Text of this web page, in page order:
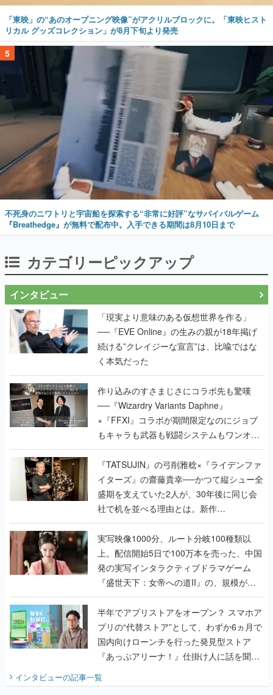
「東映」の“あのオープニング映像”がアクリルブロックに。「東映ヒスト
リカル グッズコレクション」が8月下旬より発売
5
不死身のニワトリと宇宙船を探索する“非常に好評”なサバイバルゲーム
『Breathedge』が無料で配布中。入手できる期間は8月10日まで
カテゴリーピックアップ
インタビュー
「現実より意味のある仮想世界を作る」
──『EVE Online』の生みの親が18年掲げ
続ける”クレイジーな宣言”は、比喩ではな
く本気だった
作り込みのすさまじさにコラボ先も驚嘆
──『Wizardry Variants Daphne』
×『FFXI』コラボが期間限定なのにジョブ
もキャラも武器も戦闘システムもワンオフ
で作り込まれた理由を両ディレクターに聞
く
『TATSUJIN』の弓削雅稔×『ライデンファ
イターズ』の齋藤貴幸──かつて縦シュー全
盛期を支えていた2人が、30年後に同じ会
社で机を並べる理由とは。新作
『TATSUJIN EXTREME』で初タッグを組
んだレジェンド2人に訊く開発秘話
実写映像1000分、ルート分岐100種類以
上。配信開始5日で100万本を売った、中国
発の実写インタラクティブドラマゲーム
『盛世天下：女帝への道II』の、規模が違
うこだわりをプロデューサーに聞いた
半年でアプリストアをオープン？ スマホア
プリの“代替ストア”として、わずか6ヵ月で
国内向けローンチを行った発見型ストア
『あっぷアリーナ！』仕掛け人に話を聞い
てみた
インタビューの記事一覧